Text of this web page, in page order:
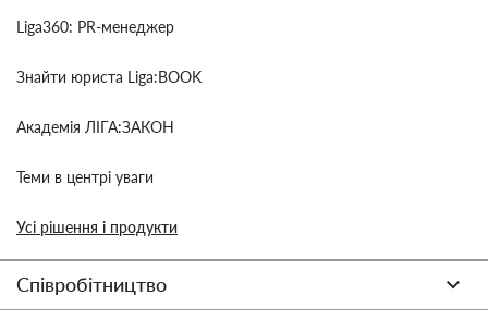
Liga360: PR-менеджер
Знайти юриста Liga:BOOK
Академія ЛІГА:ЗАКОН
Теми в центрі уваги
Усі рішення і продукти
Співробітництво